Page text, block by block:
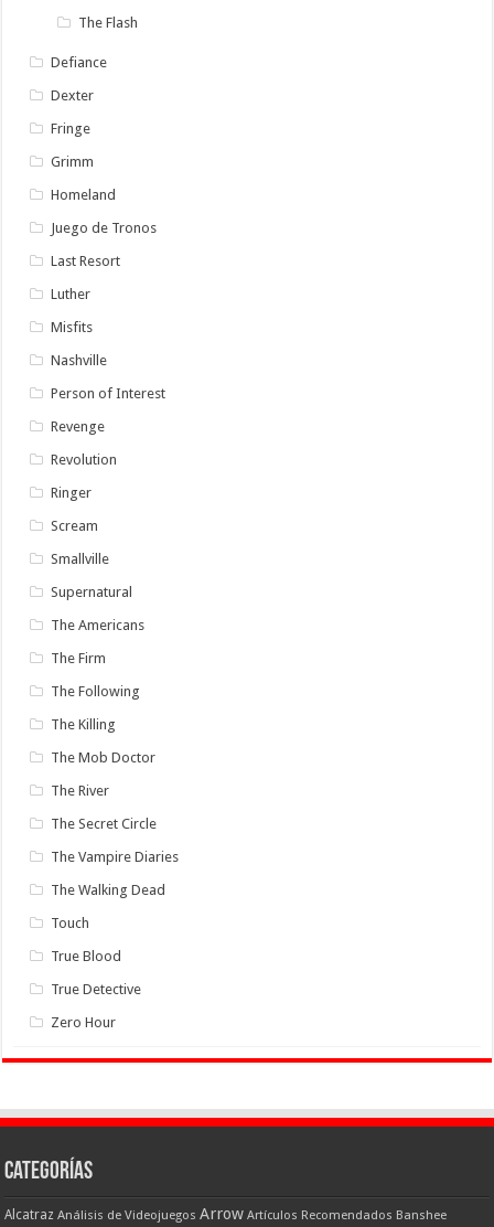
The Flash
Defiance
Dexter
Fringe
Grimm
Homeland
Juego de Tronos
Last Resort
Luther
Misfits
Nashville
Person of Interest
Revenge
Revolution
Ringer
Scream
Smallville
Supernatural
The Americans
The Firm
The Following
The Killing
The Mob Doctor
The River
The Secret Circle
The Vampire Diaries
The Walking Dead
Touch
True Blood
True Detective
Zero Hour
Categorías
Alcatraz Análisis de Videojuegos Arrow Artículos Recomendados Banshee